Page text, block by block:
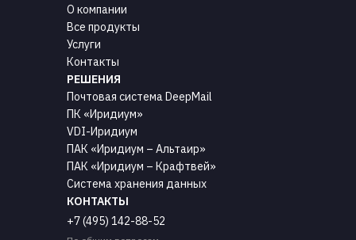
О компании
Все продукты
Услуги
Контакты
РЕШЕНИЯ
Почтовая система DeepMail
ПК «Иридиум»
VDI-Иридиум
ПАК «Иридиум – Альтаир»
ПАК «Иридиум – Крафтвей»
Система хранения данных
КОНТАКТЫ
+7 (495) 142-88-52